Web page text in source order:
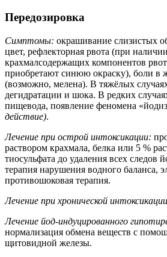
Передозировка
Симптомы: окрашивание слизистых
цвет, рефлекторная рвота (при
крахмалсодержащих компонентов
приобретают синюю окраску), боли в
(возможно, мелена). В тяжёлых
дегидратации и шока. В редких
пищевода, появление феномена
действие).
Лечение при острой интоксикации:
раствором крахмала, белка или 5 %
тиосульфата до удаления всех следов
терапия нарушения водного баланса,
противошоковая терапия.
Лечение при хронической
Лечение йод-индуцированного
нормализация обмена веществ с
щитовидной железы.